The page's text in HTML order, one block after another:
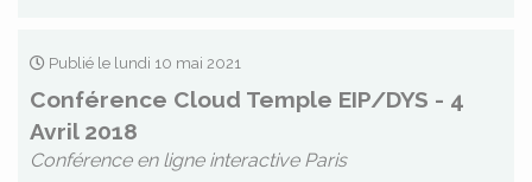
Publié le lundi 10 mai 2021
Conférence Cloud Temple EIP/DYS - 4
Avril 2018
Conférence en ligne interactive Paris